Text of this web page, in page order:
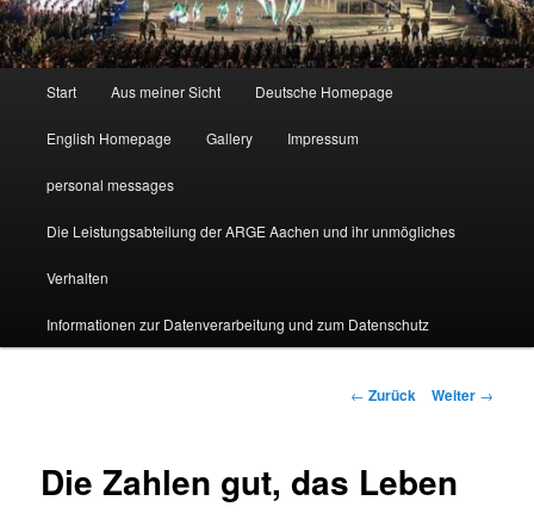
Start Aus meiner Sicht Deutsche Homepage
English Homepage Gallery Impressum
personal messages
Die Leistungsabteilung der ARGE Aachen und ihr unmögliches
Verhalten
Informationen zur Datenverarbeitung und zum Datenschutz
Beitragsnavigation
← Zurück Weiter →
Die Zahlen gut, das Leben